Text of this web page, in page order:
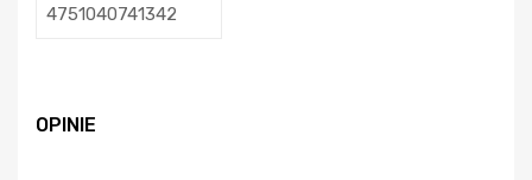
4751040741342
OPINIE